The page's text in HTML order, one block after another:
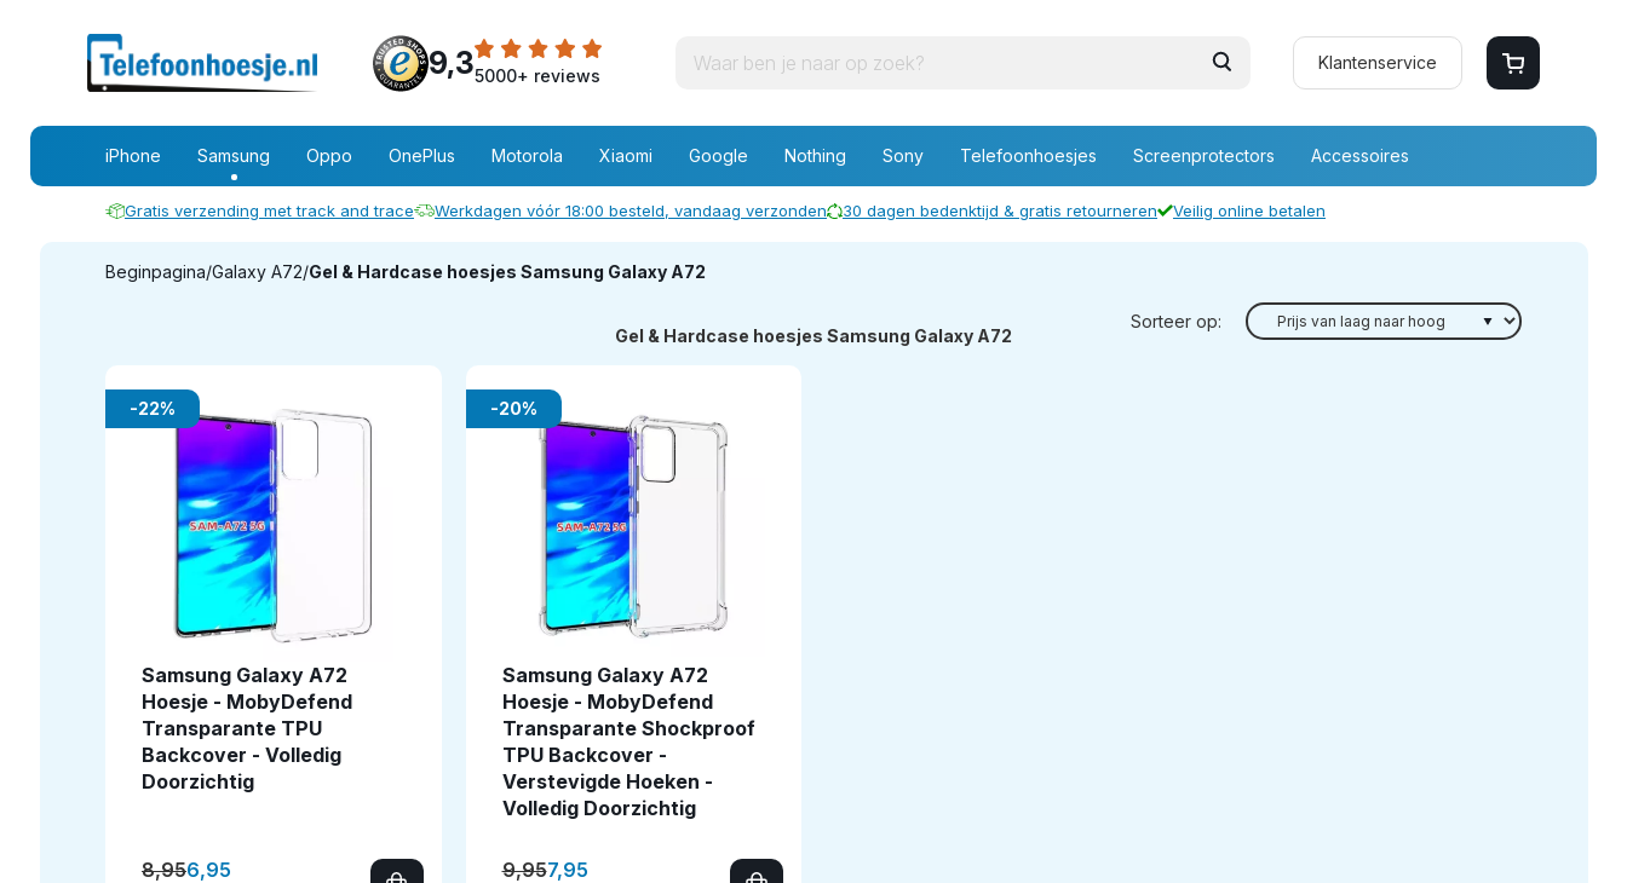
9,35000+ reviews
Klantenservice
iPhone Samsung Oppo OnePlus Motorola Xiaomi Google Nothing Sony Telefoonhoesjes Screenprotectors Accessoires
Gratis verzending met track and trace Werkdagen vóór 18:00 besteld, vandaag verzonden 30 dagen bedenktijd & gratis retourneren Veilig online betalen
Beginpagina/Galaxy A72/Gel & Hardcase hoesjes Samsung Galaxy A72
Gel & Hardcase hoesjes Samsung Galaxy A72
Sorteer op:
-22%
Samsung Galaxy A72
Hoesje - MobyDefend
Transparante TPU
Backcover - Volledig
Doorzichtig
8,956,95
-20%
Samsung Galaxy A72
Hoesje - MobyDefend
Transparante Shockproof
TPU Backcover -
Verstevigde Hoeken -
Volledig Doorzichtig
9,957,95